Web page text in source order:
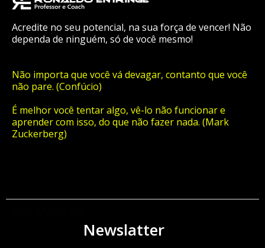
Acredite no seu potencial, na sua força de vencer! Não
dependa de ninguém, só de você mesmo!
Não importa que você vá devagar, contanto que você
não pare. (Confúcio)
É melhor você tentar algo, vê-lo não funcionar e
aprender com isso, do que não fazer nada. (Mark
Zuckerberg)
Newslatter